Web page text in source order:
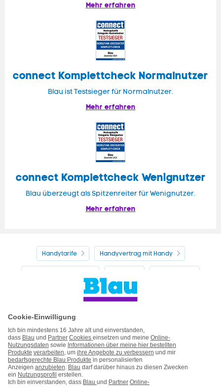
Mehr erfahren
connect Komplettcheck Normalnutzer
Blau ist Testsieger für Normalnutzer.
Mehr erfahren
connect Komplettcheck Wenignutzer
Blau überzeugt als Spitzenreiter für Wenignutzer.
Mehr erfahren
Handytarife Handyvertrag mit Handy
Handyvertrag ohne Handy
Kontakt Impressum AGB & Pflichtinformationen
Hinweise ElektroG/BattG Datenschutz